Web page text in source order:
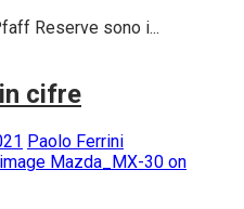
Reserve sono i...
cifre
Paolo Ferrini